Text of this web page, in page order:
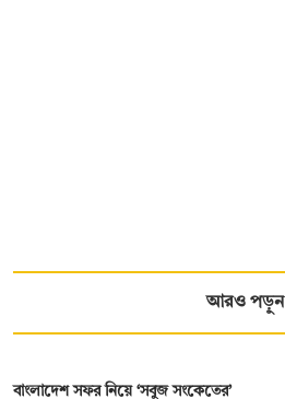
আরও পড়ুন
বাংলাদেশ সফর নিয়ে ‘সবুজ সংকেতের’